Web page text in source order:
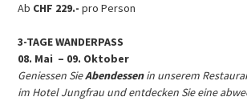
Ab CHF 229.- pro Person
3-TAGE WANDERPASS
08. Mai – 09. Oktober
Geniessen SieAbendessenin unserem
im Hotel Jungfrau und entdecken Sie eine